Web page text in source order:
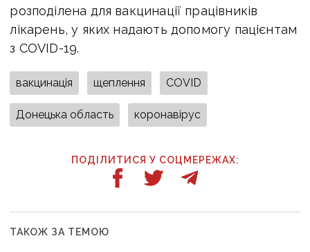
розподілена для вакцинації працівників
лікарень, у яких надають допомогу пацієнтам
з COVID-19.
вакцинація щеплення COVID
Донецька область коронавірус
ПОДІЛИТИСЯ У СОЦМЕРЕЖАХ:
ТАКОЖ ЗА ТЕМОЮ